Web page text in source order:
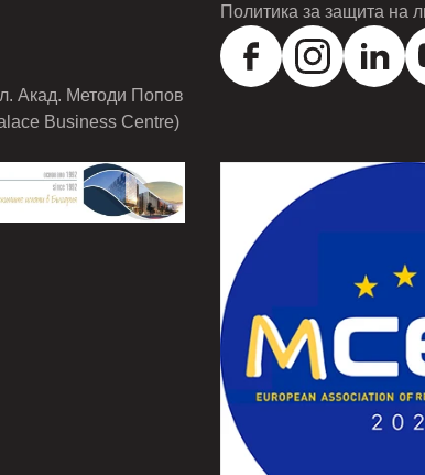
Акад. Методи Попов
Business Centre)
Политика за защита на